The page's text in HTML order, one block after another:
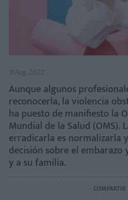
9 Aug 2022
Aunque algunos
reconocerla, la violencia
ha puesto de manifiesto la
Mundial de la Salud (OMS).
erradicarla es normalizarla
decisión sobre el
y a su familia.
COMPARTIR